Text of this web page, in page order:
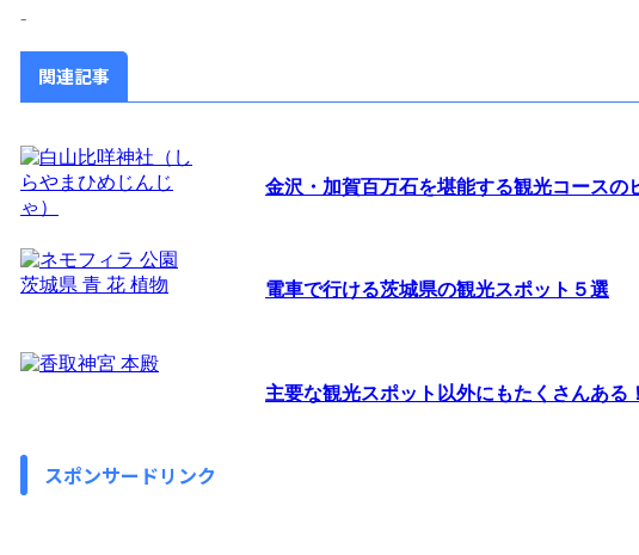
-
関連記事
金沢・加賀百万石を堪能する観光コースの
電車で行ける茨城県の観光スポット５選
主要な観光スポット以外にもたくさんある
スポンサードリンク